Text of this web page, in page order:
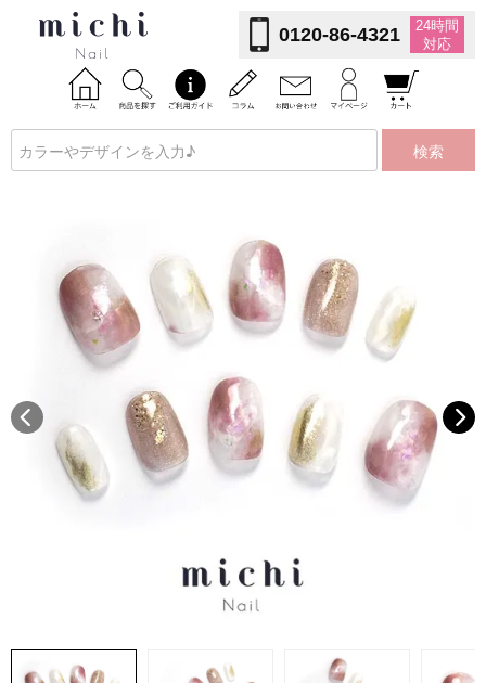
0120-86-4321
24時間
対応
検索